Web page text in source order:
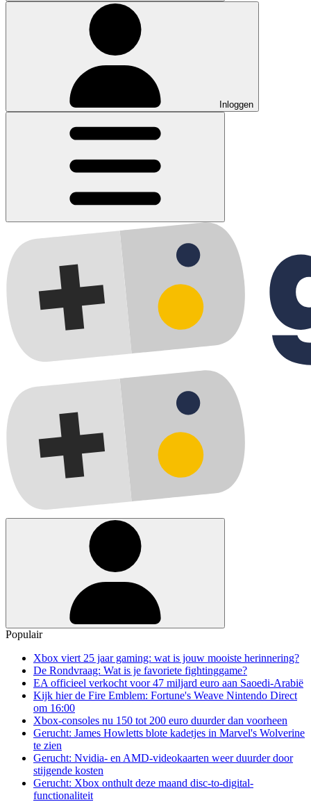
Inloggen
Populair
Xbox viert 25 jaar gaming: wat is jouw mooiste herinnering?
De Rondvraag: Wat is je favoriete fightinggame?
EA officieel verkocht voor 47 miljard euro aan Saoedi-Arabië
Kijk hier de Fire Emblem: Fortune's Weave Nintendo Direct
om 16:00
Xbox-consoles nu 150 tot 200 euro duurder dan voorheen
Gerucht: James Howletts blote kadetjes in Marvel's Wolverine
te zien
Gerucht: Nvidia- en AMD-videokaarten weer duurder door
stijgende kosten
Gerucht: Xbox onthult deze maand disc-to-digital-
functionaliteit